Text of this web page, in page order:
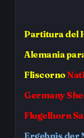
Partituradel
Alemania
Fliscorno
Germany
Flugelhorn